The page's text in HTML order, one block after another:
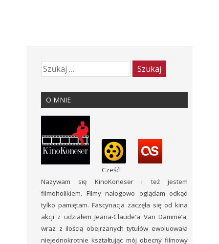
O MNIE
Cześć!
Nazywam się KinoKoneser i też jestem
filmoholikiem. Filmy nałogowo oglądam odkąd
tylko pamiętam. Fascynacja zaczęła się od kina
akcji z udziałem Jeana-Claude'a Van Damme’a,
wraz z ilością obejrzanych tytułów ewoluowała
niejednokrotnie kształtując mój obecny filmowy